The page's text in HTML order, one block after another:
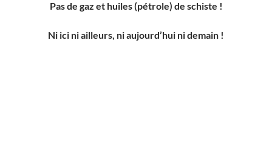
Pas de gaz et huiles (pétrole) de schiste !
Ni ici ni ailleurs, ni aujourd’hui ni demain !